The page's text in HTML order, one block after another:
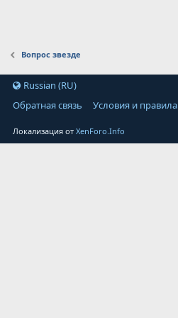
Вопрос звезде
Russian (RU)
Обратная связь
Условия и правила
Локализация отXenForo.Info